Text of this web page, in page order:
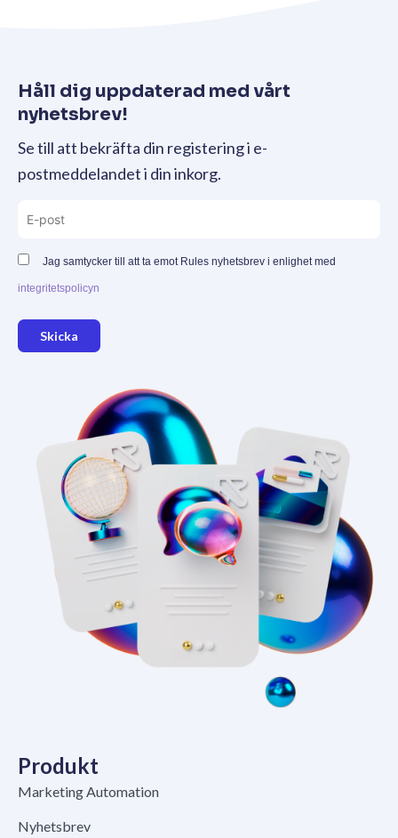
Håll dig uppdaterad med vårt
nyhetsbrev!
Se till att bekräfta din registering i e-
postmeddelandet i din inkorg.
Jag samtycker till att ta emot Rules nyhetsbrev i enlighet med
integritetspolicyn
Skicka
Produkt
Marketing Automation
Nyhetsbrev